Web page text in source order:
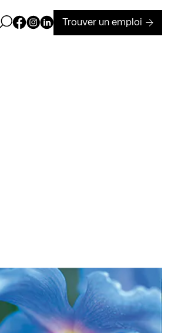
Ouvrir la barre de recherche
Page Facebook de Kollectif
Page Instagram de Kollectif
Page Linkedin de Kollectif
Trouver un emploi